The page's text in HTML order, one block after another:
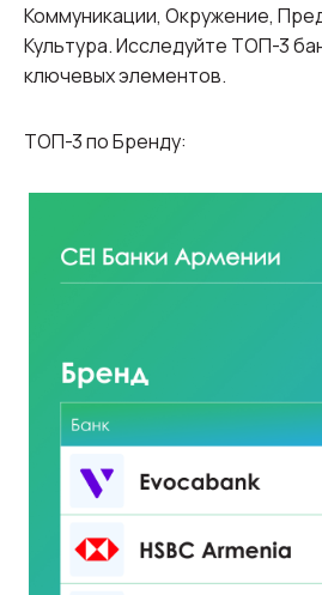
Коммуникации, Окружение,
Культура. Исследуйте ТОП-3
ключевых элементов.
ТОП-3 по Бренду: